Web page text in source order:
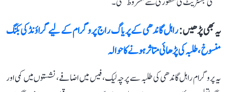
یہ بھی پڑھیں :راہل گاندھی کے پریاگ راج پروگرام کے لیے گراؤنڈ کی بکنگ
منسوخ، طلبہ کی پڑھائی متاثر ہونے کا حوالہ
یہ پروگرام راہل گاندھی کی طلبہ سے پرچہ لیک، فیس میں اضافے، نشستوں میں کمی اور